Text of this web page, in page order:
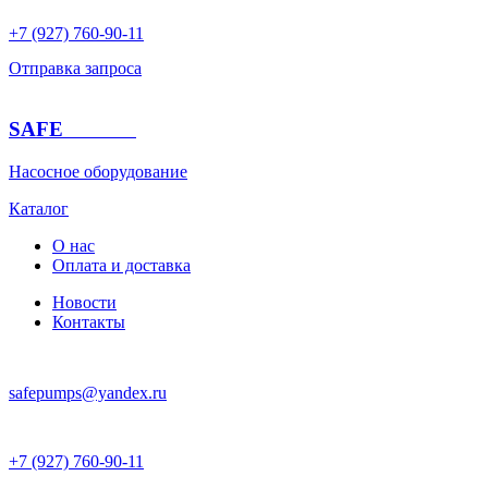
+7 (927) 760-90-11
Отправка запроса
SAFE
Насосное оборудование
Каталог
О нас
Оплата и доставка
Новости
Контакты
safepumps@yandex.ru
+7 (927) 760-90-11